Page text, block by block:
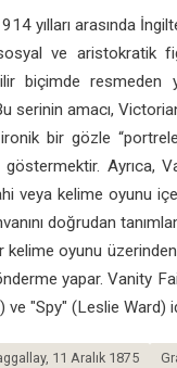
yılları arasında
ve aristokratik
biçimde resmeden
serinin amacı,
bir gözle
göstermektir. Ayrıca,
veya kelime oyunu
doğrudan
kelime oyunu
yapar. Vanity
ve "Spy" (Leslie Ward)
11 Aralık 1875